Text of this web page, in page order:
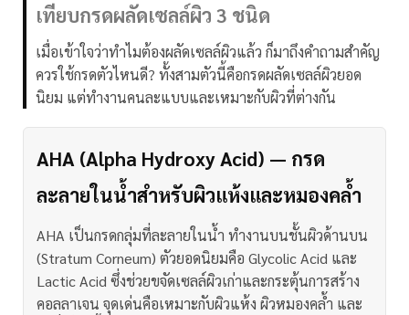
เทียบกรดผลัดเซลล์ผิว 3 ชนิด
เมื่อเข้าใจว่าทำไมต้องผลัดเซลล์ผิวแล้ว ก็มาถึงคำถามสำคัญ
ควรใช้กรดตัวไหนดี? ทั้งสามตัวนี้คือกรดผลัดเซลล์ผิวยอด
นิยม แต่ทำงานคนละแบบและเหมาะกับผิวที่ต่างกัน
AHA (Alpha Hydroxy Acid) — กรด
ละลายในน้ำสำหรับผิวแห้งและหมองคล้ำ
AHA เป็นกรดกลุ่มที่ละลายในน้ำ ทำงานบนชั้นผิวด้านบน
(Stratum Corneum) ตัวยอดนิยมคือ Glycolic Acid และ
Lactic Acid ซึ่งช่วยขจัดเซลล์ผิวเก่าและกระตุ้นการสร้าง
คอลลาเจน จุดเด่นคือเหมาะกับผิวแห้ง ผิวหมองคล้ำ และ